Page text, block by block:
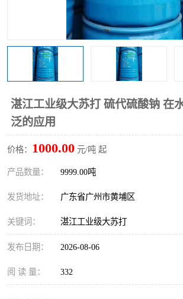
湛江工业级大苏打 硫代硫酸钠 在
泛的应用
价格： 1000.00 元/吨 起
产品数量： 9999.00吨
发货地址： 广东省广州市黄埔区
关键词： 湛江工业级大苏打
发布日期： 2026-08-06
阅 读 量： 332
工业白
过硫酸钠
尿素
聚合硫酸铁 磷酸二氢
大苏打 硼酸
元明粉